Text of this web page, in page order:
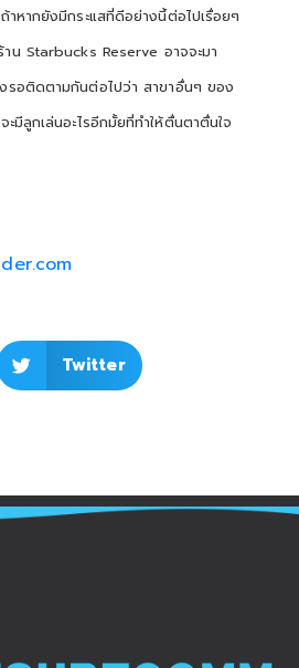
หากยังมีกระแสที่ดีอย่างนี้ต่อไปเรื่อยๆ
น Starbucks Reserve อาจจะมา
รอติดตามกันต่อไปว่า สาขาอื่นๆ ของ
มีลูกเล่นอะไรอีกมั้ยที่ทำให้ตื่นตาตื่นใจ
Twitter